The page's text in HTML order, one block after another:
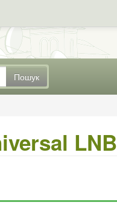
Пошук
LNB